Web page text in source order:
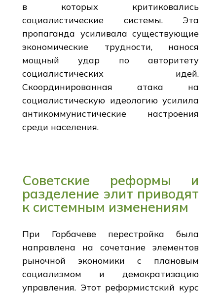
в которых критиковались
социалистические системы. Эта
пропаганда усиливала существующие
экономические трудности, нанося
мощный удар по авторитету
социалистических идей.
Скоординированная атака на
социалистическую идеологию усилила
антикоммунистические настроения
среди населения.
Советские реформы и
разделение элит приводят
к системным изменениям
При Горбачеве перестройка была
направлена на сочетание элементов
рыночной экономики с плановым
социализмом и демократизацию
управления. Этот реформистский курс